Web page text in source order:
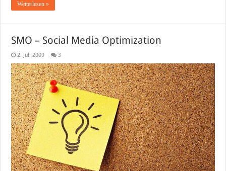
Weiterlesen »
SMO – Social Media Optimization
2. Juli 2009 3